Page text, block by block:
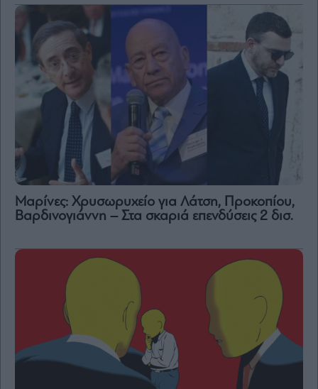
Μαρίνες: Χρυσωρυχείο για Λάτση, Προκοπίου,
Βαρδινογιάννη – Στα σκαριά επενδύσεις 2 δισ.